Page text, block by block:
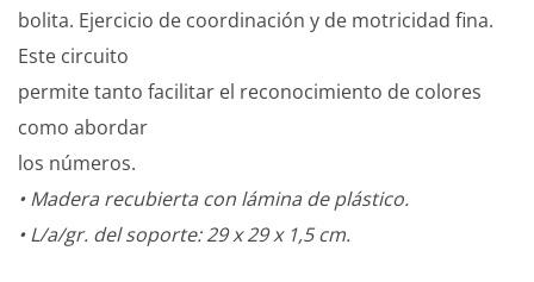
bolita. Ejercicio de coordinación y de motricidad fina.
Este circuito
permite tanto facilitar el reconocimiento de colores
como abordar
los números.
• Madera recubierta con lámina de plástico.
• L/a/gr. del soporte: 29 x 29 x 1,5 cm.